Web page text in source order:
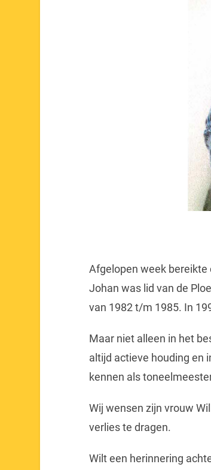
Afgelopen week bereikte
Johan was lid van de
van 1982 t/m 1985. In
Maar niet alleen in het
altijd actieve houding en
kennen als
Wij wensen zijn vrouw
verlies te dragen.
Wilt een herinnering